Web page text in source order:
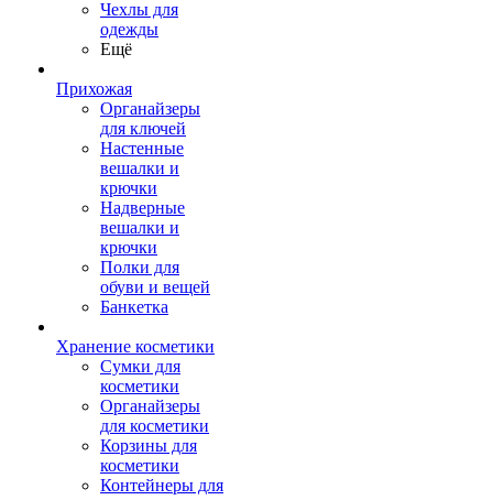
Чехлы для
одежды
Ещё
Прихожая
Органайзеры
для ключей
Настенные
вешалки и
крючки
Надверные
вешалки и
крючки
Полки для
обуви и вещей
Банкетка
Хранение косметики
Сумки для
косметики
Органайзеры
для косметики
Корзины для
косметики
Контейнеры для